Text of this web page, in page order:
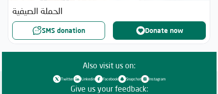
الحملة الصيفية
SMS donation Donate now
Also visit us on:
Twitter Linkedin Facebook Snapchat Instagram
Give us your feedback: